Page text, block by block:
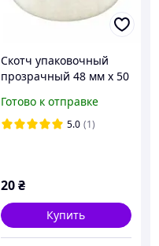
Скотч упаковочный
прозрачный 48 мм х 50
Готово к отправке
5.0 (1)
20₴
Купить